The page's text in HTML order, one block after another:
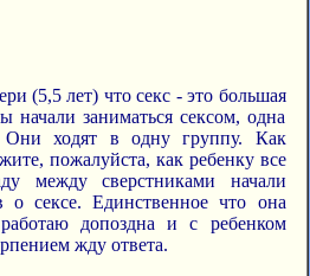
(5,5 лет) что секс - это большая
заниматься сексом, одна
Они ходят в одну группу. Как
пожалуйста, как ребенку все
между сверстниками начали
о сексе. Единственное что она
допоздна и с ребенком
жду ответа.